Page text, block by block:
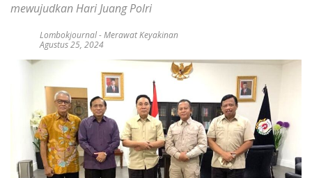
mewujudkan Hari Juang Polri
Lombokjournal-Merawat Keyakinan
Agustus 25, 2024